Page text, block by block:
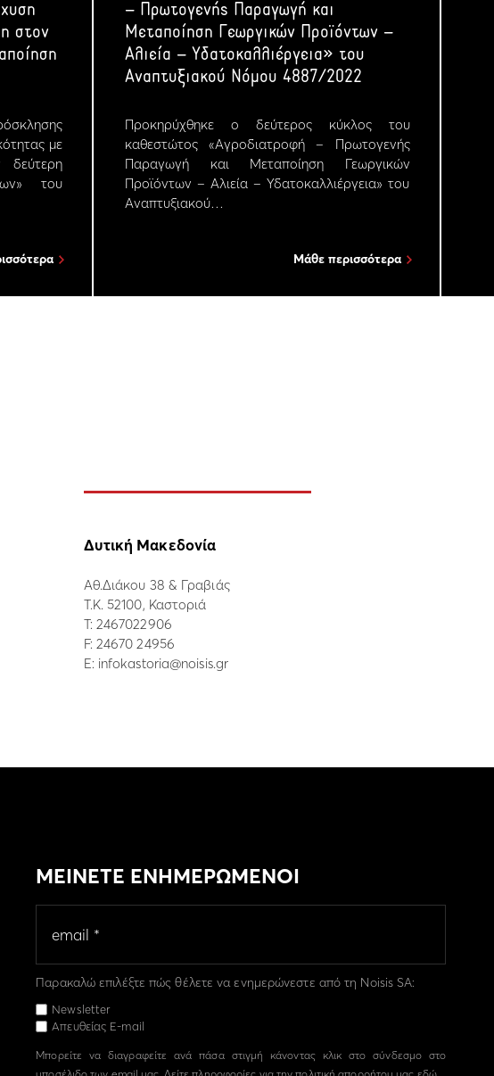
στον
με
του
– Πρωτογενής Παραγωγή και
Μεταποίηση Γεωργικών Προϊόντων –
Αλιεία – Υδατοκαλλιέργεια» του
Αναπτυξιακού Νόμου 4887/2022
Προκηρύχθηκε ο δεύτερος κύκλος του
καθεστώτος «Αγροδιατροφή – Πρωτογενής
Παραγωγή και Μεταποίηση Γεωργικών
Προϊόντων – Αλιεία – Υδατοκαλλιέργεια» του
Αναπτυξιακού…
Μάθε περισσότερα
Δυτική Μακεδονία
Αθ.Διάκου 38 & Γραβιάς
Τ.Κ. 52100, Καστοριά
Τ: 2467022906
F: 24670 24956
E: infokastoria@noisis.gr
ΜΕΙΝΕΤΕ ΕΝΗΜΕΡΩΜΕΝΟΙ
Παρακαλώ επιλέξτε πώς θέλετε να ενημερώνεστε από τη Noisis SA:
Newsletter
Απευθείας E-mail
Μπορείτε να διαγραφείτε ανά πάσα στιγμή κάνοντας κλικ στο σύνδεσμο στο
υποσέλιδο των email μας. Δείτε πληροφορίες για την πολιτική απορρήτου μας εδώ